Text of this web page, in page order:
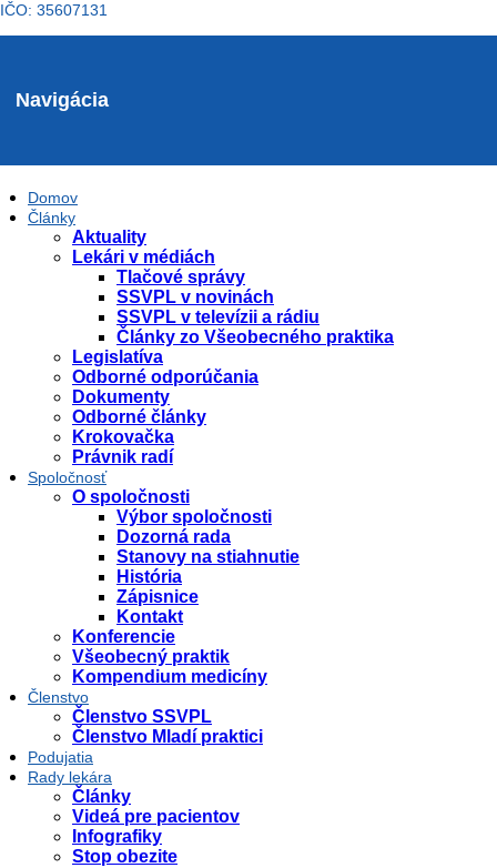
IČO: 35607131
Navigácia
Domov
Články
Aktuality
Lekári v médiách
Tlačové správy
SSVPL v novinách
SSVPL v televízii a rádiu
Články zo Všeobecného praktika
Legislatíva
Odborné odporúčania
Dokumenty
Odborné články
Krokovačka
Právnik radí
Spoločnosť
O spoločnosti
Výbor spoločnosti
Dozorná rada
Stanovy na stiahnutie
História
Zápisnice
Kontakt
Konferencie
Všeobecný praktik
Kompendium medicíny
Členstvo
Členstvo SSVPL
Členstvo Mladí praktici
Podujatia
Rady lekára
Články
Videá pre pacientov
Infografiky
Stop obezite